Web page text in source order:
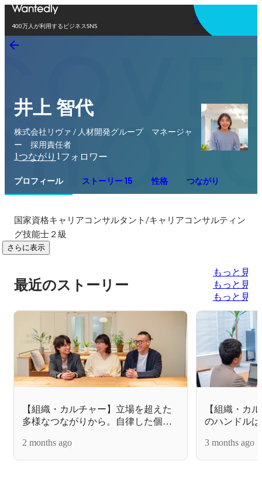
400万人が利用するビジネスSNS
アプリを使う
井上 智代
株式会社リヴァ / 人材開発グループ マネージャ
ー 採用責任者
1つながり 1 フォロワー
プロフィール ストーリー 15 性格 つながり
国家資格キャリアコンサルタント/キャリアコンサルティン
グ技能士２級
さらに表示
最近のストーリー
もっと見る
もっと見る
もっと見る
【組織・カルチャー】立場を超えた
多様なつながりから。自律した個人
創』するコミュニティ。
2 months ago
【組織・カ
のハンドル
の3つのプロ
3 months ago